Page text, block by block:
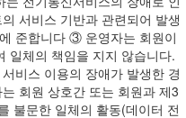
서비스 기반과 관련되어 발생
준합니다 ③ 운영자는 회원이
일체의 책임을 지지 않습니다.
비스 이용의 장애가 발생한 경
회원 상호간 또는 회원과 제3
불문한 일체의 활동(데이터 전